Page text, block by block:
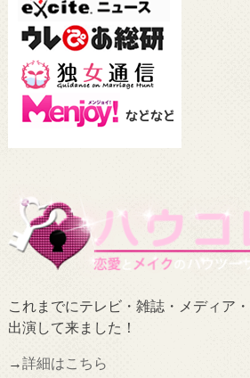
これまでにテレビ・雑誌・メディア
出演して来ました！
→詳細はこちら